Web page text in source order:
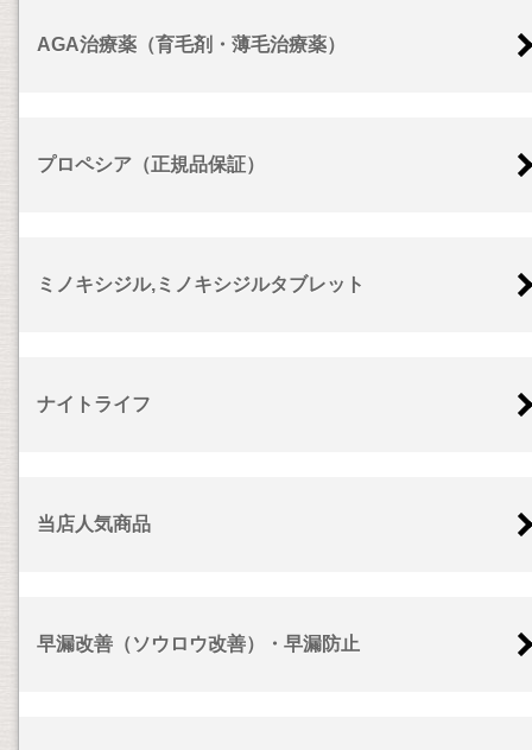
AGA治療薬（育毛剤・薄毛治療薬）
プロペシア（正規品保証）
ミノキシジル,ミノキシジルタブレット
ナイトライフ
当店人気商品
早漏改善（ソウロウ改善）・早漏防止